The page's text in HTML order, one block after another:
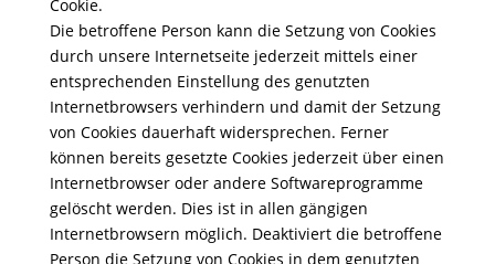
Cookie.
Die betroffene Person kann die Setzung von Cookies
durch unsere Internetseite jederzeit mittels einer
entsprechenden Einstellung des genutzten
Internetbrowsers verhindern und damit der Setzung
von Cookies dauerhaft widersprechen. Ferner
können bereits gesetzte Cookies jederzeit über einen
Internetbrowser oder andere Softwareprogramme
gelöscht werden. Dies ist in allen gängigen
Internetbrowsern möglich. Deaktiviert die betroffene
Person die Setzung von Cookies in dem genutzten